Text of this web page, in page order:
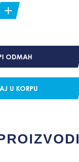
+
ODMAH
U KORPU